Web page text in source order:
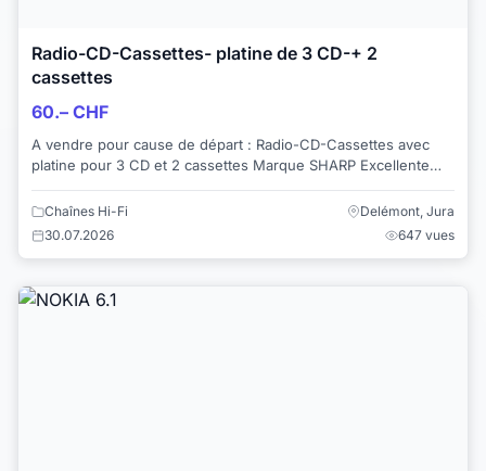
Radio-CD-Cassettes- platine de 3 CD-+ 2
cassettes
60.– CHF
A vendre pour cause de départ : Radio-CD-Cassettes avec
platine pour 3 CD et 2 cassettes Marque SHARP Excellente
sonorité et facile d'utilisation. ...
Chaînes Hi-Fi
Delémont, Jura
30.07.2026
647 vues